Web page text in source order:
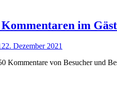
im
22. Dezember 2021
Kommentare von Besucher und